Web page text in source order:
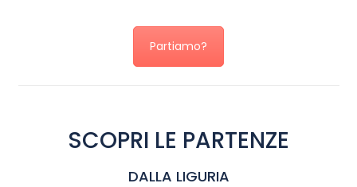
Partiamo?
SCOPRI LE PARTENZE
DALLA LIGURIA